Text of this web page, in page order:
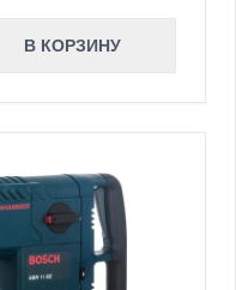
В КОРЗИНУ